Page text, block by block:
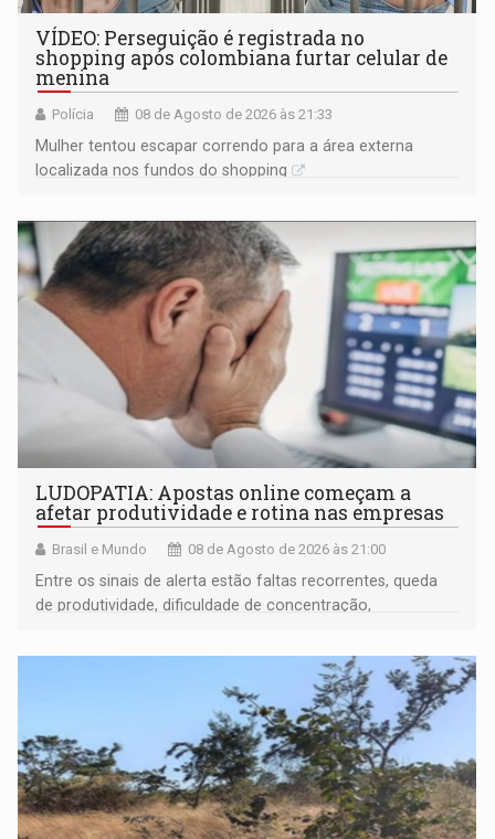
VÍDEO: Perseguição é registrada no
shopping após colombiana furtar celular de
menina
Polícia 08 de Agosto de 2026 às 21:33
Mulher tentou escapar correndo para a área externa
localizada nos fundos do shopping
LUDOPATIA: Apostas online começam a
afetar produtividade e rotina nas empresas
Brasil e Mundo 08 de Agosto de 2026 às 21:00
Entre os sinais de alerta estão faltas recorrentes, queda
de produtividade, dificuldade de concentração,